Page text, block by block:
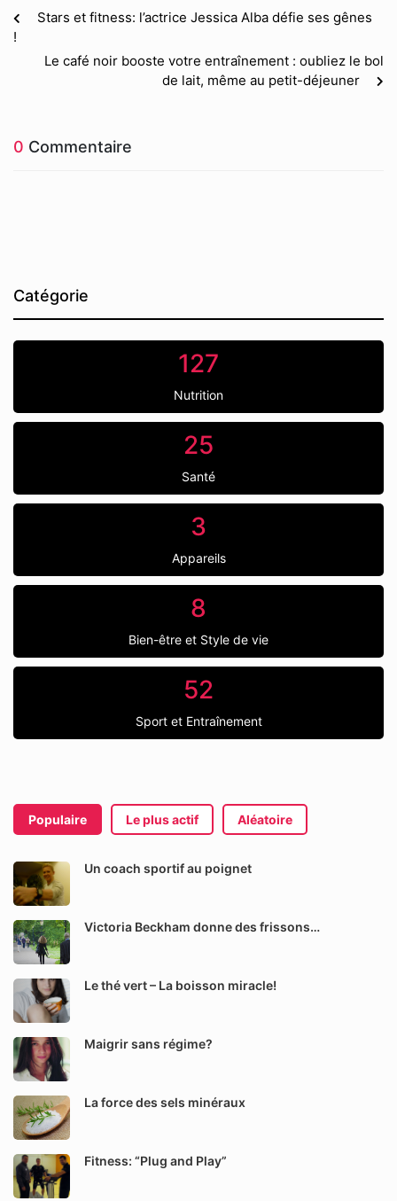
Stars et fitness: l’actrice Jessica Alba défie ses gênes
!
Le café noir booste votre entraînement : oubliez le bol
de lait, même au petit-déjeuner
0 Commentaire
Catégorie
127
Nutrition
25
Santé
3
Appareils
8
Bien-être et Style de vie
52
Sport et Entraînement
Populaire Le plus actif Aléatoire
Un coach sportif au poignet
Victoria Beckham donne des frissons…
Le thé vert – La boisson miracle!
Maigrir sans régime?
La force des sels minéraux
Fitness: “Plug and Play”